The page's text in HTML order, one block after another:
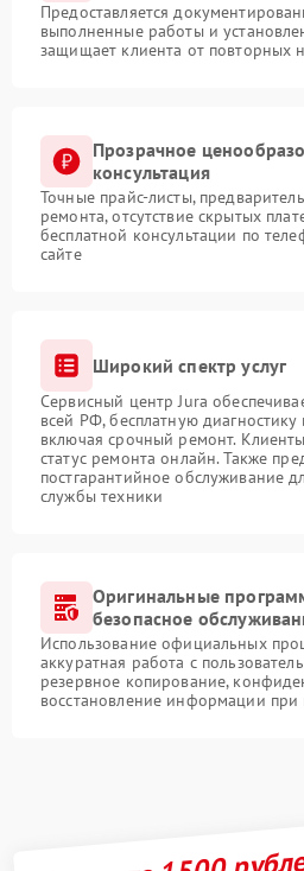
Предоставляется
выполненные работы и
защищает клиента от повторных
Прозрачное
консультация
Точные прайс-листы,
ремонта, отсутствие скрытых
бесплатной консультации по
сайте
Широкий спектр услуг
Сервисный центр Jura
всей РФ, бесплатную
включая срочный ремонт.
статус ремонта онлайн. Также
постгарантийное обслуживание
службы техники
Оригинальные
безопасное
Использование официальных
аккуратная работа с
резервное копирование,
восстановление информации